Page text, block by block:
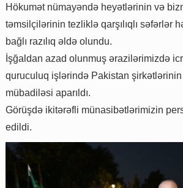
Hökumət nümayəndə heyətlərinin və
təmsilçilərinin tezliklə qarşılıqlı səfərlər
bağlı razılıq əldə olundu.
İşğaldan azad olunmuş ərazilərimizdə
quruculuq işlərində Pakistan şirkətlərinin
mübadiləsi aparıldı.
Görüşdə ikitərəfli münasibətlərimizin
edildi.